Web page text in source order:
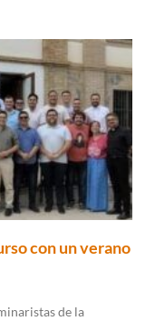
con un verano
de la